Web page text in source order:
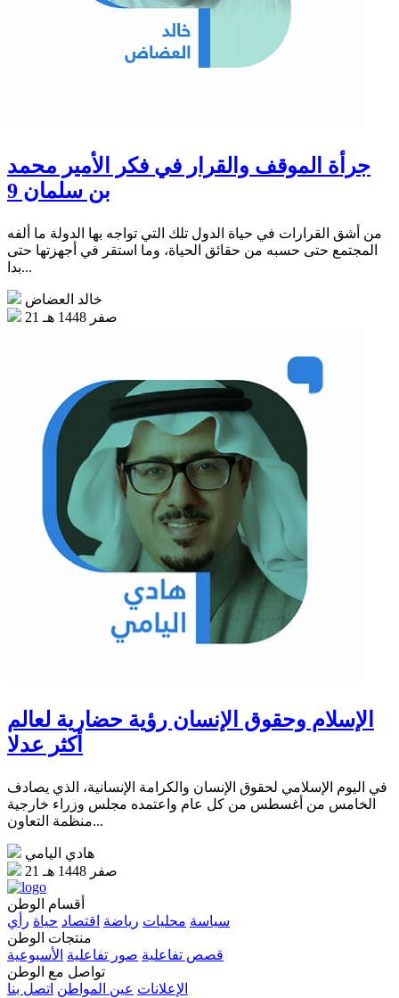
جرأة الموقف والقرار في فكر الأمير محمد
بن سلمان 9
من أشق القرارات في حياة الدول تلك التي تواجه بها الدولة ما ألفه
المجتمع حتى حسبه من حقائق الحياة، وما استقر في أجهزتها حتى
بدا...
خالد العضاض
21 صفر 1448 هـ
الإسلام وحقوق الإنسان رؤية حضارية لعالم
أكثر عدلا
في اليوم الإسلامي لحقوق الإنسان والكرامة الإنسانية، الذي يصادف
الخامس من أغسطس من كل عام واعتمده مجلس وزراء خارجية
منظمة التعاون...
هادي اليامي
21 صفر 1448 هـ
أقسام الوطن
سياسة محليات رياضة اقتصاد حياة رأي
منتجات الوطن
قصص تفاعلية صور تفاعلية الأسبوعية
تواصل مع الوطن
الإعلانات عين المواطن اتصل بنا